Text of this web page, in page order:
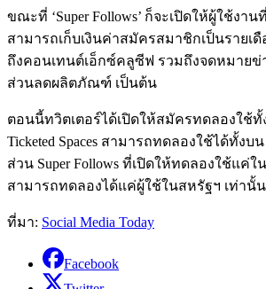
ขณะที่ ‘Super Follows’ ก็จะเปิดให้ผู้ใช้งาน
สามารถเก็บเงินค่าสมัครสมาชิกเป็นรายเ
ถึงคอนเทนต์เอ็กซ์คลูซีฟ รวมถึงจดหมายข่
ส่วนลดผลิตภัณฑ์ เป็นต้น
ตอนนี้ทวิตเตอร์ได้เปิดให้สมัครทดลองใช้ทั้
Ticketed Spaces สามารถทดลองใช้ได้ทั้งบ
ส่วน Super Follows ที่เปิดให้ทดลองใช้แค่ใ
สามารถทดลองได้แค่ผู้ใช้ในสหรัฐฯ เท่านั้น
ที่มา: Social Media Today
Facebook